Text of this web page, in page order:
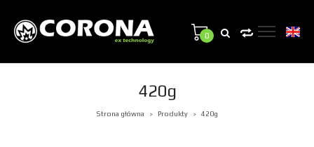
0
420g
Strona główna > Produkty > 420g